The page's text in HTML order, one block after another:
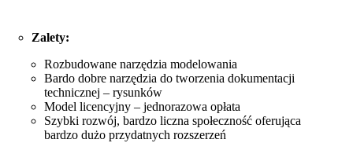
Zalety:
Rozbudowane narzędzia modelowania
Bardo dobre narzędzia do tworzenia dokumentacji
technicznej – rysunków
Model licencyjny – jednorazowa opłata
Szybki rozwój, bardzo liczna społeczność oferująca
bardzo dużo przydatnych rozszerzeń